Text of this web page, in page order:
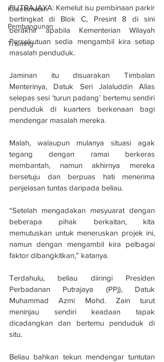
Keselamatan
Pembangunan
Training
PUTRAJAYA: Kemelut isu pembinaan parkir
bertingkat di Blok C, Presint 8 di sini
berakhir apabila Kementerian Wilayah
Persekutuan sedia mengambil kira setiap
masalah penduduk.
Jaminan itu disuarakan Timbalan
Menterinya, Datuk Seri Jalaluddin Alias
selepas sesi ‘turun padang’ bertemu sendiri
penduduk di kuarters berkenaan bagi
mendengar masalah mereka.
Malah, walaupun mulanya situasi agak
tegang dengan ramai berkeras
membantah, namun akhirnya mereka
bersetuju dan berpuas hati menerima
penjelasan tuntas daripada beliau.
“Setelah mengadakan mesyuarat dengan
beberapa pihak berkaitan, kita
memutuskan untuk meneruskan projek ini,
namun dengan mengambil kira pelbagai
faktor dibangkitkan,” katanya.
Terdahulu, beliau diiringi Presiden
Perbadanan Putrajaya (PPj), Datuk
Muhammad Azmi Mohd. Zain turut
meninjau sendiri keadaan tapak
dicadangkan dan bertemu penduduk di
situ.
Beliau bahkan tekun mendengar tuntutan